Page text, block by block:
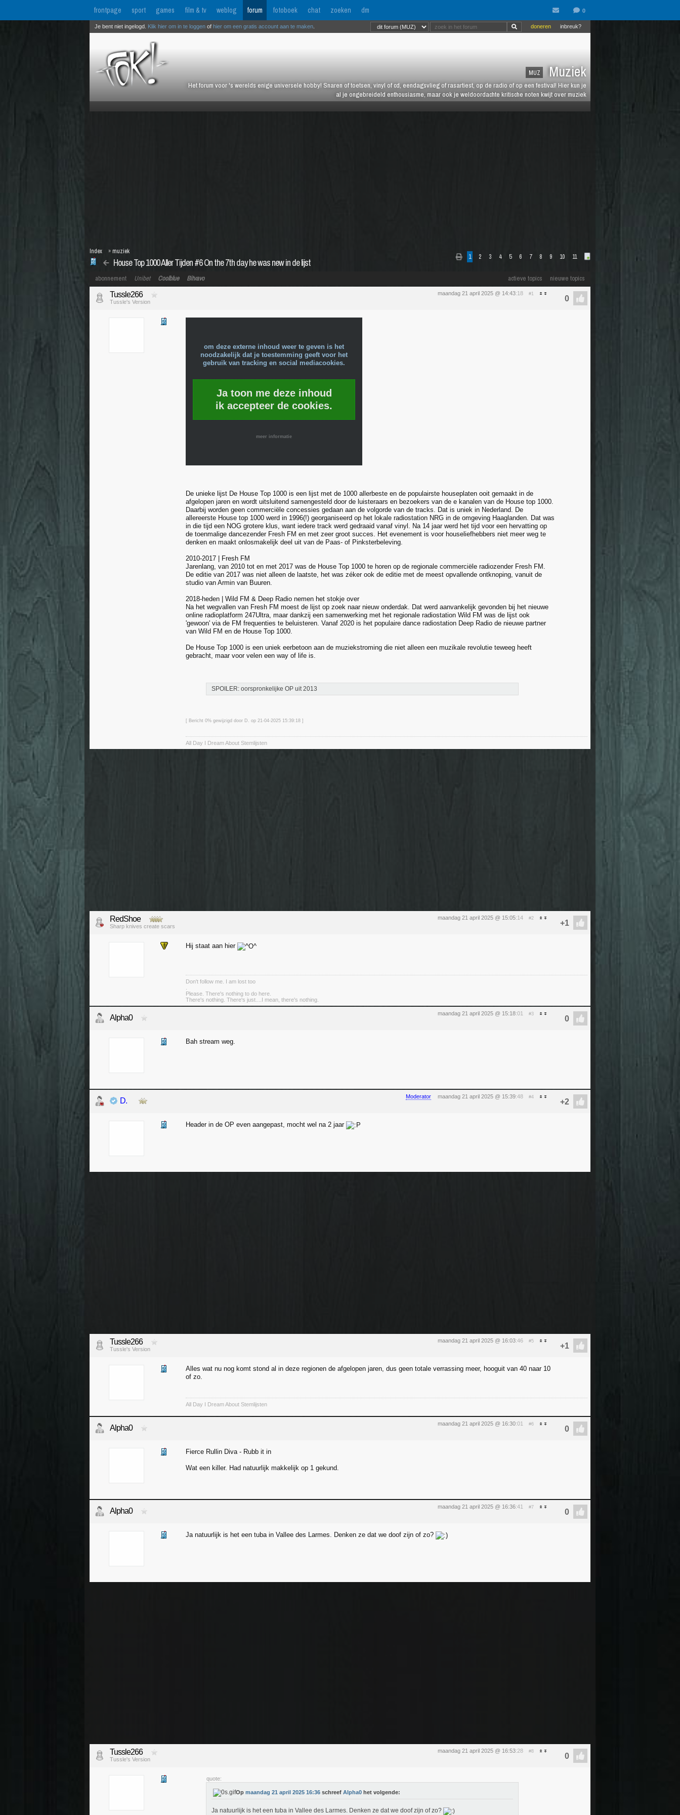
frontpage sport games film & tv weblog forum fotoboek chat zoeken dm
MUZ Muziek
Het forum voor 's werelds enige universele hobby! Snaren of toetsen, vinyl of cd, eendagsvlieg of rasartiest, op de radio of op een festival! Hier kun je
al je ongebreideld enthousiasme, maar ook je weldoordachte kritische noten kwijt over muziek
inbreuk?
doneren
Je bent niet ingelogd. Klik hier om in te loggen of hier om een gratis account aan te maken
1 2 3 4 5 6 7 8 9 10 11
House Top 1000 Aller Tijden #6 On the 7th day he was new in de lijst
Index » muziek
actieve topics nieuwe topics
abonnement Unibet Coolblue Bitvavo
maandag 21 april 2025 @ 14:43:18 #1
Tussle266
Tussle's Version
om deze externe inhoud weer te geven is het
noodzakelijk dat je toestemming geeft voor het
gebruik van tracking en social mediacookies.
Ja toon me deze inhoud
ik accepteer de cookies.
meer informatie
De unieke lijst De House Top 1000 is een lijst met de 1000 allerbeste en de populairste houseplaten ooit gemaakt in de
afgelopen jaren en wordt uitsluitend samengesteld door de luisteraars en bezoekers van de e kanalen van de House top 1000.
Daarbij worden geen commerciële concessies gedaan aan de volgorde van de tracks. Dat is uniek in Nederland. De
allereerste House top 1000 werd in 1996(!) georganiseerd op het lokale radiostation NRG in de omgeving Haaglanden. Dat was
in die tijd een NOG grotere klus, want iedere track werd gedraaid vanaf vinyl. Na 14 jaar werd het tijd voor een hervatting op
de toenmalige dancezender Fresh FM en met zeer groot succes. Het evenement is voor houseliefhebbers niet meer weg te
denken en maakt onlosmakelijk deel uit van de Paas- of Pinksterbeleving.
2010-2017 | Fresh FM
Jarenlang, van 2010 tot en met 2017 was de House Top 1000 te horen op de regionale commerciële radiozender Fresh FM.
De editie van 2017 was niet alleen de laatste, het was zéker ook de editie met de meest opvallende ontknoping, vanuit de
studio van Armin van Buuren.
2018-heden | Wild FM & Deep Radio nemen het stokje over
Na het wegvallen van Fresh FM moest de lijst op zoek naar nieuw onderdak. Dat werd aanvankelijk gevonden bij het nieuwe
online radioplatform 247Ultra, maar dankzij een samenwerking met het regionale radiostation Wild FM was de lijst ook
'gewoon' via de FM frequenties te beluisteren. Vanaf 2020 is het populaire dance radiostation Deep Radio de nieuwe partner
van Wild FM en de House Top 1000.
De House Top 1000 is een uniek eerbetoon aan de muziekstroming die niet alleen een muzikale revolutie teweeg heeft
gebracht, maar voor velen een way of life is.
SPOILER: oorspronkelijke OP uit 2013
[ Bericht 0% gewijzigd door D. op 21-04-2025 15:39:18 ]
All Day I Dream About Stemlijsten
maandag 21 april 2025 @ 15:05:14 #2
RedShoe
Sharp knives create scars
Hij staat aan hier
Don't follow me. I am lost too
Please. There's nothing to do here.
There's nothing. There's just....I mean, there's nothing.
maandag 21 april 2025 @ 15:18:01 #3
Alpha0
Bah stream weg.
Moderator maandag 21 april 2025 @ 15:39:48 #4
D.
Header in de OP even aangepast, mocht wel na 2 jaar
maandag 21 april 2025 @ 16:03:46 #5
Tussle266
Tussle's Version
Alles wat nu nog komt stond al in deze regionen de afgelopen jaren, dus geen totale verrassing meer, hooguit van 40 naar 10
of zo.
All Day I Dream About Stemlijsten
maandag 21 april 2025 @ 16:30:01 #6
Alpha0
Fierce Rullin Diva - Rubb it in
Wat een killer. Had natuurlijk makkelijk op 1 gekund.
maandag 21 april 2025 @ 16:36:41 #7
Alpha0
Ja natuurlijk is het een tuba in Vallee des Larmes. Denken ze dat we doof zijn of zo?
maandag 21 april 2025 @ 16:53:28 #8
Tussle266
Tussle's Version
quote:
Op maandag 21 april 2025 16:36 schreef Alpha0 het volgende:
Ja natuurlijk is het een tuba in Vallee des Larmes. Denken ze dat we doof zijn of zo?